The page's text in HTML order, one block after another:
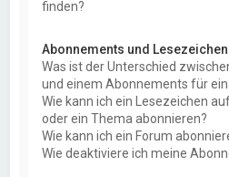
finden?
Abonnements und Lesezeichen
Was ist der Unterschied
und einem Abonnements für
Wie kann ich ein Lesezeichen
oder ein Thema abonnieren?
Wie kann ich ein Forum
Wie deaktiviere ich meine